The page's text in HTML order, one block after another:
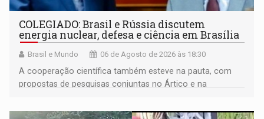
COLEGIADO: Brasil e Rússia discutem
energia nuclear, defesa e ciência em Brasília
Brasil e Mundo 06 de Agosto de 2026 às 18:30
A cooperação científica também esteve na pauta, com
propostas de pesquisas conjuntas no Ártico e na